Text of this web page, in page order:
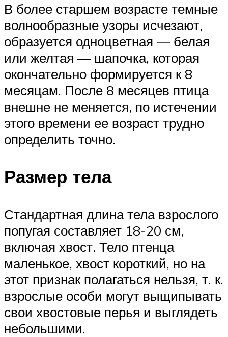
В более старшем возрасте темные
волнообразные узоры исчезают,
образуется одноцветная — белая
или желтая — шапочка, которая
окончательно формируется к 8
месяцам. После 8 месяцев птица
внешне не меняется, по истечении
этого времени ее возраст трудно
определить точно.
Размер тела
Стандартная длина тела взрослого
попугая составляет 18-20 см,
включая хвост. Тело птенца
маленькое, хвост короткий, но на
этот признак полагаться нельзя, т. к.
взрослые особи могут выщипывать
свои хвостовые перья и выглядеть
небольшими.